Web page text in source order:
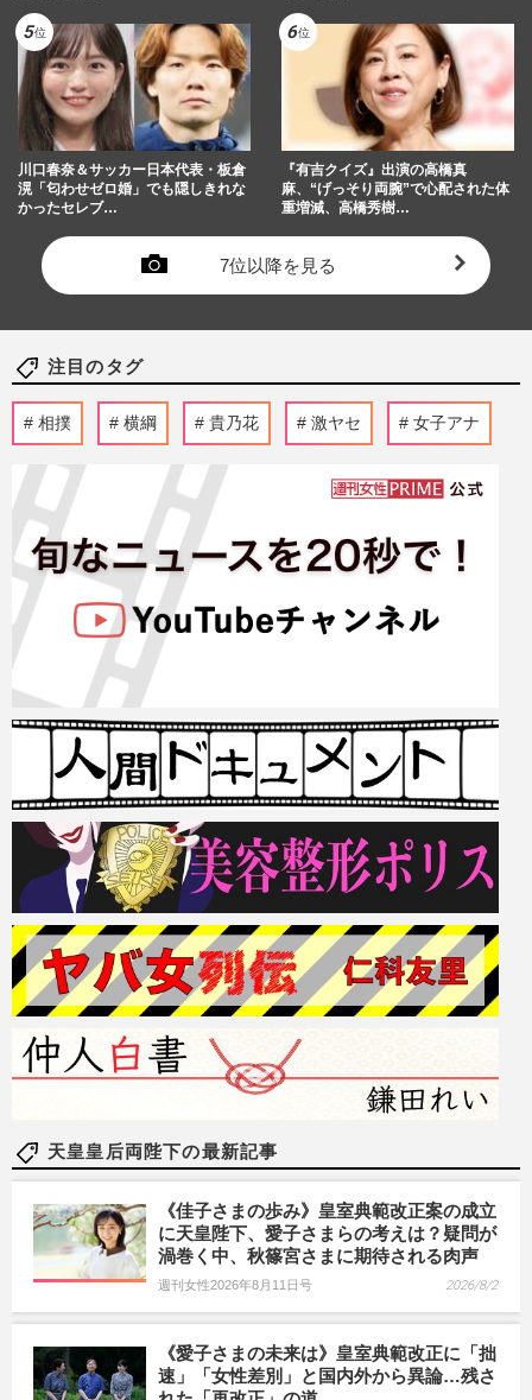
川口春奈＆サッカー日本代表・板倉
滉「匂わせゼロ婚」でも隠しきれな
かったセレブ…
『有吉クイズ』出演の高橋真
麻、“げっそり両腕”で心配された体
重増減、高橋秀樹…
7位以降を見る
注目のタグ
相撲 横綱 貴乃花 激ヤセ 女子アナ
天皇皇后両陛下の最新記事
《佳子さまの歩み》皇室典範改正案の成立
に天皇陛下、愛子さまらの考えは？疑問が
渦巻く中、秋篠宮さまに期待される肉声
週刊女性2026年8月11日号 2026/8/2
《愛子さまの未来は》皇室典範改正に「拙
速」「女性差別」と国内外から異論…残さ